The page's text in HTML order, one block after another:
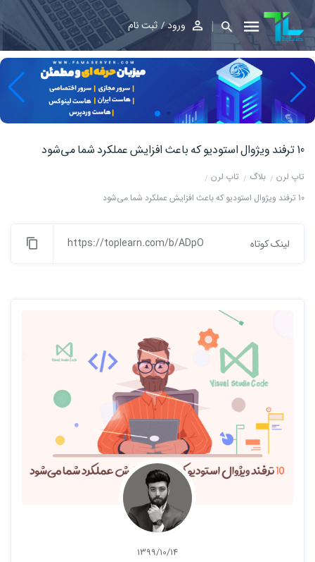
ورود ثبت نام
10 ترفند ویژوال استودیو که باعث افزایش عملکرد شما می‌شود
تاپ لرن بلاگ
تاپ لرن
10 ترفند ویژوال استودیو که باعث افزایش عملکرد شما می‌شود
لینک کوتاه https://toplearn.com/b/ADpO
1399/10/14